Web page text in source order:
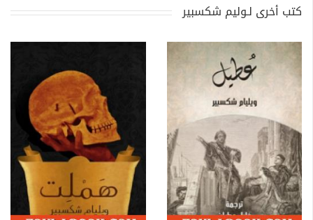
كتب أخرى لـوليم شكسبير